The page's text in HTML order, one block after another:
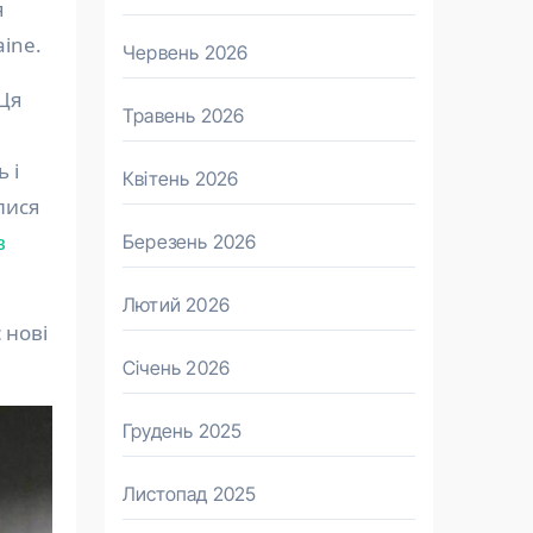
і
Червень 2026
Травень 2026
Квітень 2026
Березень 2026
Лютий 2026
Січень 2026
Грудень 2025
Листопад 2025